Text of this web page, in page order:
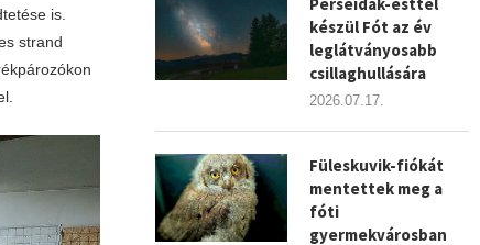
is.
strand
készül Fót az év
leglátványosabb
csillaghullására
2026.07.17.
Füleskuvik-fiókát
mentettek meg a
fóti
gyermekvárosban